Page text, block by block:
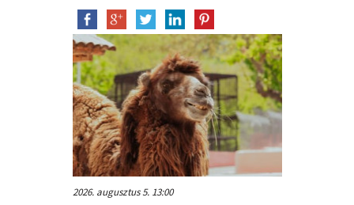
2026. augusztus 5. 13:00